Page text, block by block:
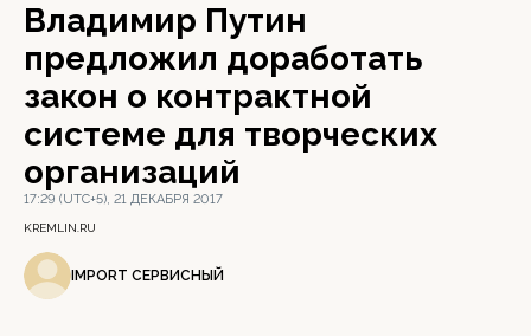
Владимир Путин
предложил доработать
закон о контрактной
системе для творческих
организаций
17:29 (UTC+5), 21 ДЕКАБРЯ 2017
KREMLIN.RU
IMPORT СЕРВИСНЫЙ